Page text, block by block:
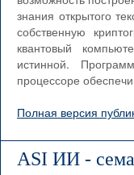
знания открытого
собственную
квантовый
истинной.
процессоре
Полная версия
ASI ИИ -